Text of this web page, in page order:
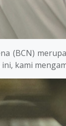
(BCN)
kami